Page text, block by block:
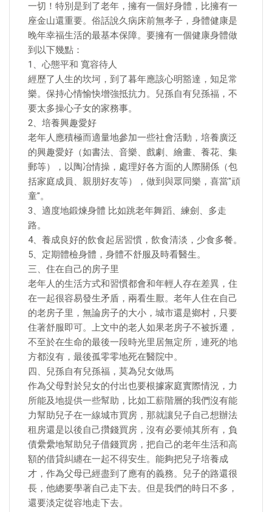
一切！特別是到了老年，擁有一個好身體，比擁有一
座金山還重要。俗話說久病床前無孝子，身體健康是
晚年幸福生活的最基本保障。要擁有一個健康身體做
到以下幾點：
1、心態平和 寬容待人
經歷了人生的坎坷，到了暮年應該心明豁達，知足常
樂。保持心情愉快增強抵抗力。兒孫自有兒孫福，不
要太多操心子女的家務事。
2、培養興趣愛好
老年人應積極而適量地參加一些社會活動，培養廣泛
的興趣愛好（如書法、音樂、戲劇、繪畫、養花、集
郵等），以陶冶情操，處理好各方面的人際關係（包
括家庭成員、親朋好友等），做到與眾同樂，喜當"頑
童"。
3、適度地鍛煉身體 比如跳老年舞蹈、練劍、多走
路。
4、養成良好的飲食起居習慣，飲食清淡，少食多餐。
5、定期體檢身體，身體不舒服及時看醫生。
三、住在自己的房子里
老年人的生活方式和習慣都會和年輕人存在差異，住
在一起很容易發生矛盾，兩看生厭。老年人住在自己
的老房子里，無論房子的大小，城市還是鄉村，只要
住著舒服即可。上文中的老人如果老房子不被拆遷，
不至於在生命的最後一段時光里居無定所，連死的地
方都沒有，最後孤零零地死在醫院中。
四、兒孫自有兒孫福，莫為兒女做馬
作為父母對於兒女的付出也要根據家庭實際情況，力
所能及地提供一些幫助，比如工薪階層的我們沒有能
力幫助兒子在一線城市買房，那就讓兒子自己想辦法
租房還是以後自己攢錢買房，沒有必要傾其所有，負
債纍纍地幫助兒子借錢買房，把自己的老年生活和高
額的借貸糾纏在一起不得安生。能夠把兒子培養成
才，作為父母已經盡到了應有的義務。兒子的路還很
長，他總要學著自己走下去。但是我們的時日不多，
還要淡定從容地走下去。